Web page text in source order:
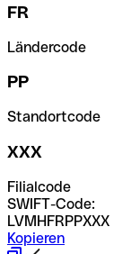
FR
Ländercode
PP
Standortcode
XXX
Filialcode
SWIFT-Code:
LVMHFRPPXXX
Kopieren